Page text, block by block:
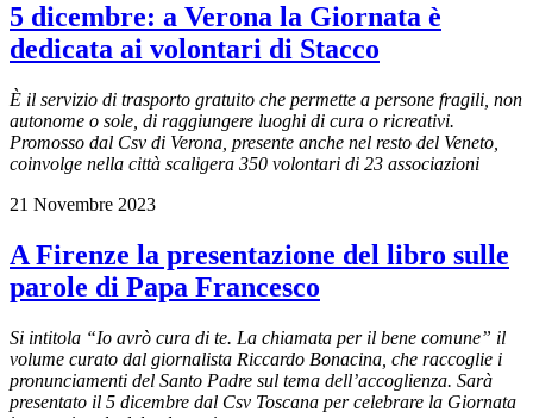
5 dicembre: a Verona la Giornata è
dedicata ai volontari di Stacco
È il servizio di trasporto gratuito che permette a persone fragili, non
autonome o sole, di raggiungere luoghi di cura o ricreativi.
Promosso dal Csv di Verona, presente anche nel resto del Veneto,
coinvolge nella città scaligera 350 volontari di 23 associazioni
21 Novembre 2023
A Firenze la presentazione del libro sulle
parole di Papa Francesco
Si intitola “Io avrò cura di te. La chiamata per il bene comune” il
volume curato dal giornalista Riccardo Bonacina, che raccoglie i
pronunciamenti del Santo Padre sul tema dell’accoglienza. Sarà
presentato il 5 dicembre dal Csv Toscana per celebrare la Giornata